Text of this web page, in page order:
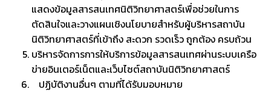
แสดงข้อมูลสารสนเทศนิติวิทยาศาสตร์เพื่อช่วยในการ
ตัดสินใจและวางแผนเชิงนโยบายสำหรับผู้บริหารสถาบัน
นิติวิทยาศาสตร์ที่เข้าถึง สะดวก รวดเร็ว ถูกต้อง ครบถ้วน
บริหารจัดการการให้บริการข้อมูลสารสนเทศผ่านระบบเครือ
ข่ายอินเตอร์เน็ตและเว็บไซต์สถาบันนิติวิทยาศาสตร์
ปฏิบัติงานอื่นๆ ตามที่ได้รับมอบหมาย